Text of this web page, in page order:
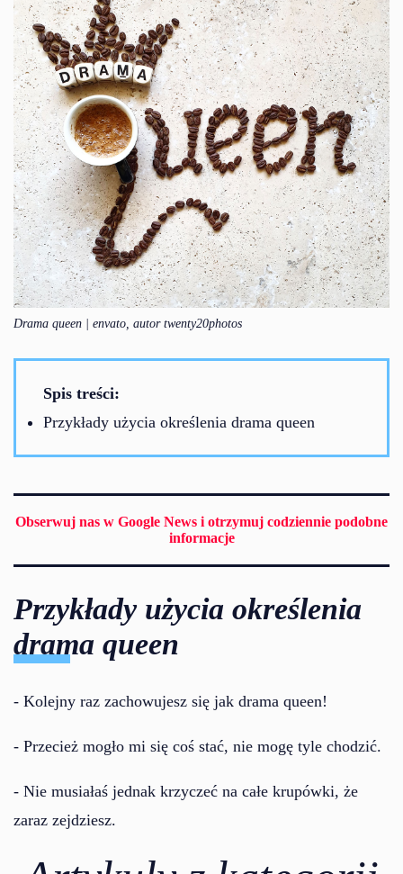
Drama queen | envato, autor twenty20photos
Spis treści:
Przykłady użycia określenia drama queen
Obserwuj nas w Google News i otrzymuj codziennie podobne
informacje
Przykłady użycia określenia
drama queen
- Kolejny raz zachowujesz się jak drama queen!
- Przecież mogło mi się coś stać, nie mogę tyle chodzić.
- Nie musiałaś jednak krzyczeć na całe krupówki, że
zaraz zejdziesz.